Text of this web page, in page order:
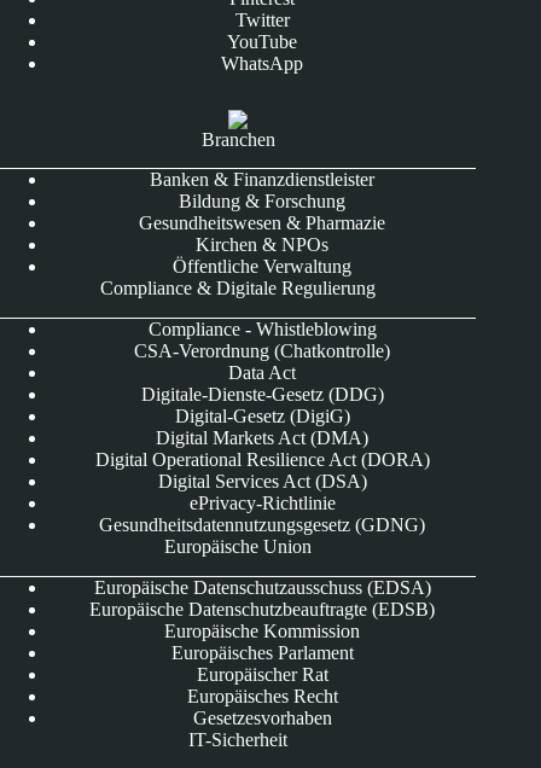
Twitter
YouTube
WhatsApp
Branchen
Banken & Finanzdienstleister
Bildung & Forschung
Gesundheitswesen & Pharmazie
Kirchen & NPOs
Öffentliche Verwaltung
Compliance & Digitale Regulierung
Compliance - Whistleblowing
CSA-Verordnung (Chatkontrolle)
Data Act
Digitale-Dienste-Gesetz (DDG)
Digital-Gesetz (DigiG)
Digital Markets Act (DMA)
Digital Operational Resilience Act (DORA)
Digital Services Act (DSA)
ePrivacy-Richtlinie
Gesundheitsdatennutzungsgesetz (GDNG)
Europäische Union
Europäische Datenschutzausschuss (EDSA)
Europäische Datenschutzbeauftragte (EDSB)
Europäische Kommission
Europäisches Parlament
Europäischer Rat
Europäisches Recht
Gesetzesvorhaben
IT-Sicherheit